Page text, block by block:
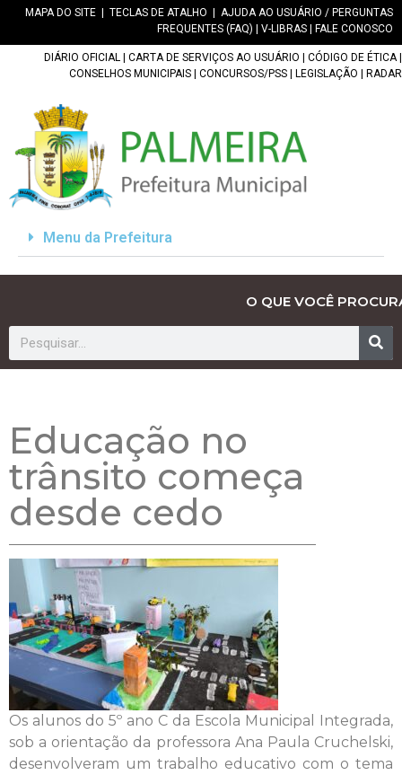
MAPA DO SITE TECLAS DE ATALHO
AJUDA AO USUÁRIO / PERGUNTAS
FREQUENTES (FAQ)
V-LIBRAS FALE CONOSCO
DIÁRIO OFICIAL CARTA DE SERVIÇOS AO USUÁRIO CÓDIGO DE ÉTICA|
CONSELHOS MUNICIPAIS
CONCURSOS/PSS LEGISLAÇÃO RADAR
Menu da Prefeitura
O QUE VOCÊ
Educação no
trânsito começa
desde cedo
Os alunos do 5º ano C da Escola Municipal Integrada,
sob a orientação da professora Ana Paula Cruchelski,
desenvolveram um trabalho educativo com o tema